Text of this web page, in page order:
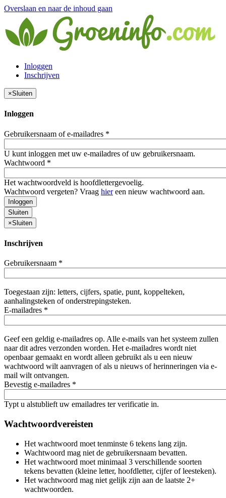
Overslaan en naar de inhoud gaan
Inloggen
Inschrijven
×Sluiten
Inloggen
Gebruikersnaam of e-mailadres *
U kunt inloggen met uw e-mailadres of uw gebruikersnaam.
Wachtwoord *
Het wachtwoordveld is hoofdlettergevoelig.
Wachtwoord vergeten? Vraag hiereen nieuw wachtwoord aan.
Inloggen
Sluiten
×Sluiten
Inschrijven
Gebruikersnaam *
Toegestaan zijn: letters, cijfers, spatie, punt, koppelteken,
aanhalingsteken of onderstrepingsteken.
E-mailadres *
Geef een geldig e-mailadres op. Alle e-mails van het systeem zullen
naar dit adres verzonden worden. Het e-mailadres wordt niet
openbaar gemaakt en wordt alleen gebruikt als u een nieuw
wachtwoord wilt aanvragen of als u nieuws of herinneringen via e-
mail wilt ontvangen.
Bevestig e-mailadres *
Typt u alstublieft uw emailadres ter verificatie in.
Wachtwoordvereisten
Het wachtwoord moet tenminste 6 tekens lang zijn.
Wachtwoord mag niet de gebruikersnaam bevatten.
Het wachtwoord moet minimaal 3 verschillende soorten
tekens bevatten (kleine letter, hoofdletter, cijfer of leesteken).
Het wachtwoord mag niet gelijk zijn aan de laatste 2+
wachtwoorden.